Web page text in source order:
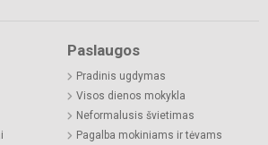
Paslaugos
Pradinis ugdymas
Visos dienos mokykla
Neformalusis švietimas
Pagalba mokiniams ir tėvams